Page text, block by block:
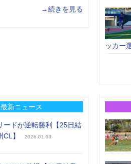
→続きを見る
ッカー
新ニュース
ードが逆転勝利【25日結
】
2026.01.03